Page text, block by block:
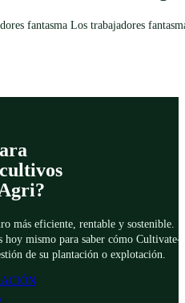
fantasma Los trabajadores
más eficiente, rentable y sostenible.
hoy mismo para saber cómo Cultivate-
de su plantación o explotación.